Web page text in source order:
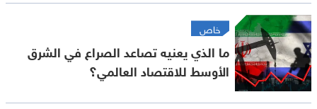
خاص
ما الذي يعنيه تصاعد الصراع في الشرق
الأوسط للاقتصاد العالمي؟